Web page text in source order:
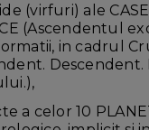
(virfuri) ale
(Ascendentul
in cadrul
a celor 10